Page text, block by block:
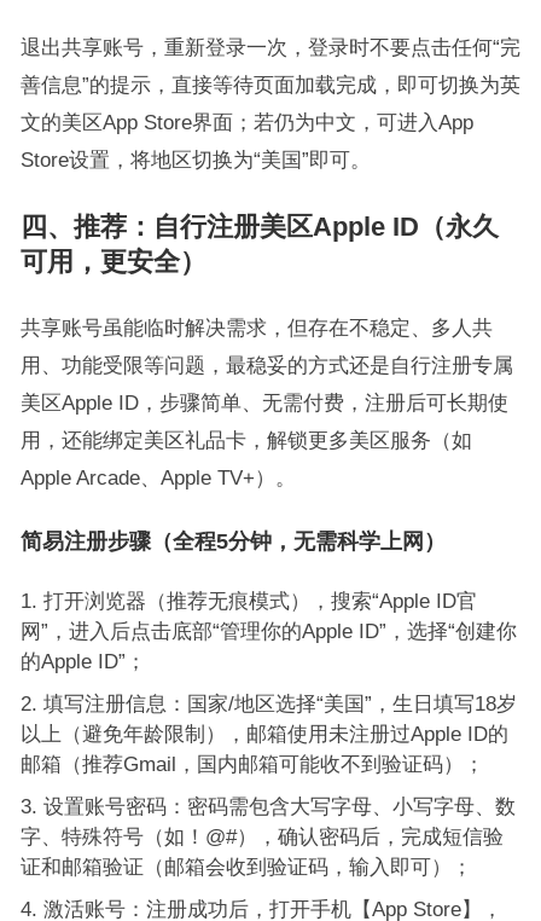
退出共享账号，重新登录一次，登录时不要点击任何“完
善信息”的提示，直接等待页面加载完成，即可切换为英
文的美区App Store界面；若仍为中文，可进入App
Store设置，将地区切换为“美国”即可。
四、推荐：自行注册美区Apple ID（永久
可用，更安全）
共享账号虽能临时解决需求，但存在不稳定、多人共
用、功能受限等问题，最稳妥的方式还是自行注册专属
美区Apple ID，步骤简单、无需付费，注册后可长期使
用，还能绑定美区礼品卡，解锁更多美区服务（如
Apple Arcade、Apple TV+）。
简易注册步骤（全程5分钟，无需科学上网）
打开浏览器（推荐无痕模式），搜索“Apple ID官
网”，进入后点击底部“管理你的Apple ID”，选择“创建你
的Apple ID”；
填写注册信息：国家/地区选择“美国”，生日填写18岁
以上（避免年龄限制），邮箱使用未注册过Apple ID的
邮箱（推荐Gmail，国内邮箱可能收不到验证码）；
设置账号密码：密码需包含大写字母、小写字母、数
字、特殊符号（如！@#），确认密码后，完成短信验
证和邮箱验证（邮箱会收到验证码，输入即可）；
激活账号：注册成功后，打开手机【App Store】，